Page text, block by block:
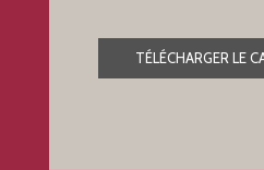
TÉLÉCHARGER LE